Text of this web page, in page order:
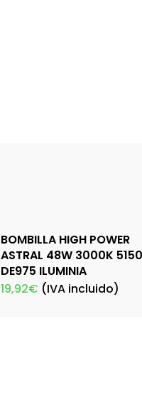
BOMBILLA HIGH POWER
ASTRAL 48W 3000K
DE975 ILUMINIA
19,92€ (IVA incluido)